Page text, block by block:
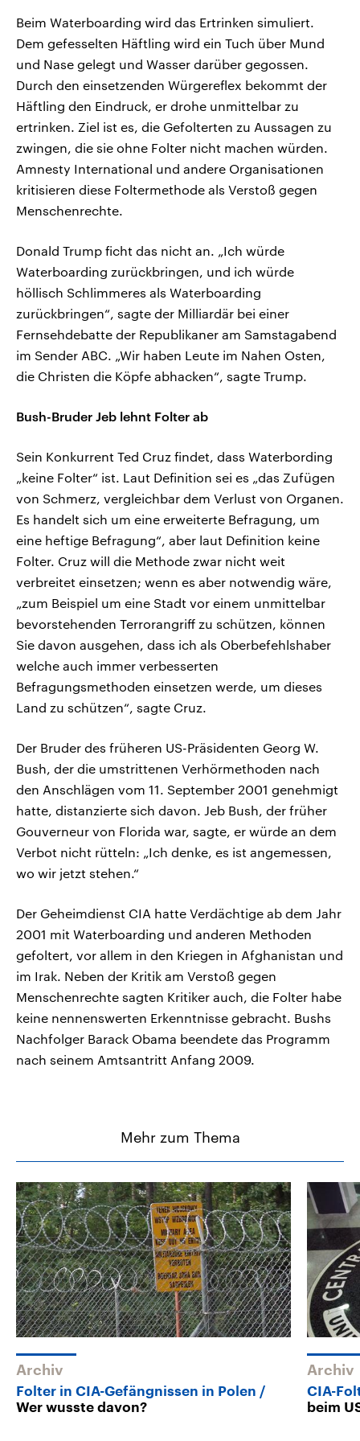
Beim Waterboarding wird das Ertrinken simuliert.
Dem gefesselten Häftling wird ein Tuch über Mund
und Nase gelegt und Wasser darüber gegossen.
Durch den einsetzenden Würgereflex bekommt der
Häftling den Eindruck, er drohe unmittelbar zu
ertrinken. Ziel ist es, die Gefolterten zu Aussagen zu
zwingen, die sie ohne Folter nicht machen würden.
Amnesty International und andere Organisationen
kritisieren diese Foltermethode als Verstoß gegen
Menschenrechte.
Donald Trump ficht das nicht an. „Ich würde
Waterboarding zurückbringen, und ich würde
höllisch Schlimmeres als Waterboarding
zurückbringen“, sagte der Milliardär bei einer
Fernsehdebatte der Republikaner am Samstagabend
im Sender ABC. „Wir haben Leute im Nahen Osten,
die Christen die Köpfe abhacken“, sagte Trump.
Bush-Bruder Jeb lehnt Folter ab
Sein Konkurrent Ted Cruz findet, dass Waterbording
„keine Folter“ ist. Laut Definition sei es „das Zufügen
von Schmerz, vergleichbar dem Verlust von Organen.
Es handelt sich um eine erweiterte Befragung, um
eine heftige Befragung“, aber laut Definition keine
Folter. Cruz will die Methode zwar nicht weit
verbreitet einsetzen; wenn es aber notwendig wäre,
„zum Beispiel um eine Stadt vor einem unmittelbar
bevorstehenden Terrorangriff zu schützen, können
Sie davon ausgehen, dass ich als Oberbefehlshaber
welche auch immer verbesserten
Befragungsmethoden einsetzen werde, um dieses
Land zu schützen“, sagte Cruz.
Der Bruder des früheren US-Präsidenten Georg W.
Bush, der die umstrittenen Verhörmethoden nach
den Anschlägen vom 11. September 2001 genehmigt
hatte, distanzierte sich davon. Jeb Bush, der früher
Gouverneur von Florida war, sagte, er würde an dem
Verbot nicht rütteln: „Ich denke, es ist angemessen,
wo wir jetzt stehen.“
Der Geheimdienst CIA hatte Verdächtige ab dem Jahr
2001 mit Waterboarding und anderen Methoden
gefoltert, vor allem in den Kriegen in Afghanistan und
im Irak. Neben der Kritik am Verstoß gegen
Menschenrechte sagten Kritiker auch, die Folter habe
keine nennenswerten Erkenntnisse gebracht. Bushs
Nachfolger Barack Obama beendete das Programm
nach seinem Amtsantritt Anfang 2009.
Mehr zum Thema
Archiv
Folter in CIA-Gefängnissen in Polen
Wer wusste davon?
Archiv
CIA-
beim